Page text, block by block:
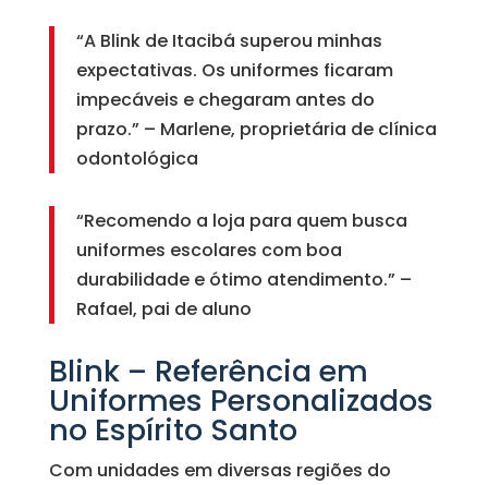
“A Blink de Itacibá superou minhas
expectativas. Os uniformes ficaram
impecáveis e chegaram antes do
prazo.” – Marlene, proprietária de clínica
odontológica
“Recomendo a loja para quem busca
uniformes escolares com boa
durabilidade e ótimo atendimento.” –
Rafael, pai de aluno
Blink – Referência em
Uniformes Personalizados
no Espírito Santo
Com unidades em diversas regiões do